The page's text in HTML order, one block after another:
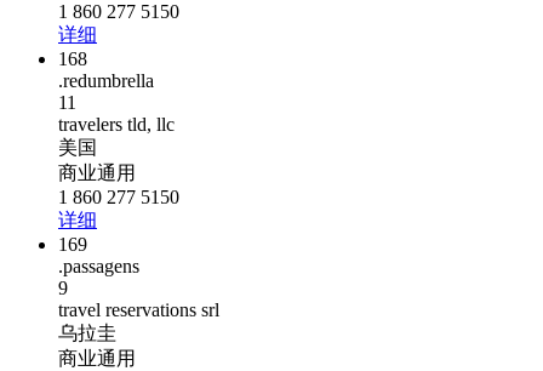
1 860 277 5150
详细
168
.redumbrella
11
travelers tld, llc
美国
商业通用
1 860 277 5150
详细
169
.passagens
9
travel reservations srl
乌拉圭
商业通用